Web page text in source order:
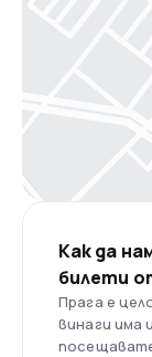
Как да
билети
Прага е
винаги има